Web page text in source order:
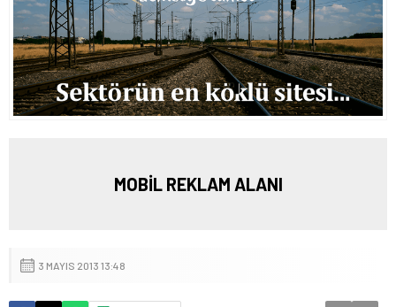
MOBİL REKLAM ALANI
3 MAYIS 2013 13:48